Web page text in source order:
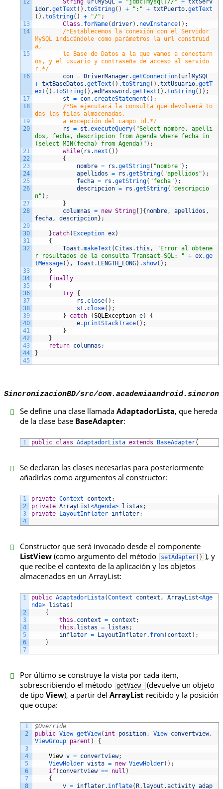
13
14
15
16
17
18
19
20
21
22
23
24
25
26
27
28
29
30
31
32
33
34
35
36
37
38
39
40
41
42
43
44
45
idor.getText ( ) .toString( ) + ":" + txtPuerto.getText
( ) .toString( ) + "/" ;
Class . forName(driver) . newInstance( ) ;
/*Establecemos la conexión con el Servidor
MySQL indicándole como parámetros la url construid
a,
la Base de Datos a la que vamos a conectarn
os, y el usuario y contraseña de acceso al servido
r.*/
con = DriverManager.getConnection( urlMySQL
+ txtBaseDatos .getText ( ) .toString( ) ,txtUsuario.getT
ext ( ) .toString( ) ,edPassword .getText ( ) .toString( ) ) ;
st = con. createStatement ( ) ;
/*Se ejecutará la consulta que devolverá to
das las filas almacenadas,
a excepción del campo id.*/
rs = st .executeQuery( "Select nombre, apelli
dos, fecha, descripcion from Agenda where fecha in
(select MIN(fecha) from Agenda)" ) ;
while( rs . next ( ) )
{
nombre = rs .getString( "nombre" ) ;
apellidos = rs .getString( "apellidos" ) ;
fecha = rs .getString( "fecha" ) ;
descripcion = rs .getString( "descripcio
n" ) ;
}
columnas = new String [ ] {nombre , apellidos ,
fecha , descripcion} ;
}catch( Exception ex)
{
Toast .makeText (Citas .this ,
"Error al obtene
r resultados de la consulta Transact-SQL: " + ex.ge
tMessage( ) , Toast . LENGTH_LONG) . show( ) ;
}
finally
{
try {
rs . close( ) ;
st . close( ) ;
}
catch (SQLException e)
{
e. printStackTrace( ) ;
}
}
return columnas ;
}
SincronizacionBD/src/
Se define una clase llamadaAdaptadorLista, que hereda
de la clase base BaseAdapter:
1 public class AdaptadorLista extends BaseAdapter{
Se declaran las clases necesarias para posteriormente
añadirlas como argumentos al constructor:
1
2
3
4
private Context context ;
private ArrayList<Agenda> listas ;
private LayoutInflater inflater;
Constructor que será invocado desde el componente
ListView (como argumento del método setAdapter( ) ), y
que recibe el contexto de la aplicación y los objetos
almacenados en un ArrayList:
1
2
3
4
5
6
7
public AdaptadorLista(Context context , ArrayList<Age
nda> listas )
{
this . context = context ;
this . listas = listas ;
inflater = LayoutInflater. from( context ) ;
}
Por último se construye la vista por cada item,
sobrescribiendo el método
getView
(devuelve un objeto
de tipoView), a partir delArrayList recibido y la posición
que ocupa:
1
2
3
4
5
6
7
8
@Override
public View getView( int position , View convertview,
ViewGroup parent ) {
View v = convertview;
ViewHolder vista = new ViewHolder( ) ;
if( convertview == null )
{
v = inflater. inflate(R. layout .activity_adap